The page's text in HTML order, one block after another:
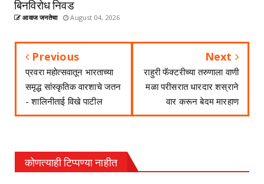
बिनविरोध निवड
आवाज जनतेचा August 04, 2026
Previous
प्रवरा महोत्सवातून भारताच्या
समृद्ध सांस्कृतिक वारशाचे जतन
- शालिनीताई विखे पाटील
Next
राहुरी फॅक्टरीच्या तरुणाला वाणी
मळा परीसरात धारदार शस्राने
वार करून बेदम मारहाण
कोणत्याही टिप्पण्‍या नाहीत